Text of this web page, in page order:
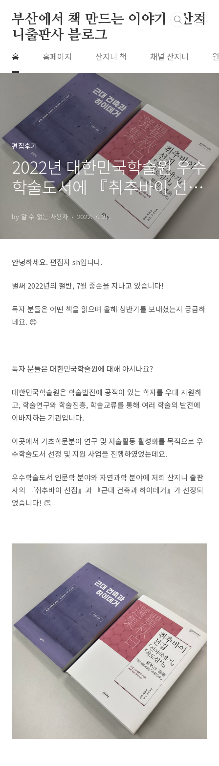
부산에서 책 만드는 이야기 : 산지
니출판사 블로그
홈 홈페이지 산지니 책 채널 산지니
편집후기
2022년 대한민국학술원 우수
학술도서에 『취추바이 선
집』, 『근대 건축과 하이데
거』가 선정되었습니다!
by 알 수 없는 사용자 2022. 7. 21.
안녕하세요. 편집자 sh입니다.
벌써 2022년의 절반, 7월 중순을 지나고 있습니다!
독자 분들은 어떤 책을 읽으며 올해 상반기를 보내셨는지 궁금하
네요. 😊
독자 분들은 대한민국학술원에 대해 아시나요?
대한민국학술원은 학술발전에 공적이 있는 학자를 우대 지원하
고, 학술연구와 학술진흥, 학술교류를 통해 여러 학술의 발전에
이바지하는 기관입니다.
이곳에서 기초학문분야 연구 및 저술활동 활성화를 목적으로 우
수학술도서 선정 및 지원 사업을 진행하였었는데요.
우수학술도서 인문학 분야와 자연과학 분야에 저희 산지니 출판
사의 『취추바이 선집』과 『근대 건축과 하이데거』가 선정되
었습니다! 👏